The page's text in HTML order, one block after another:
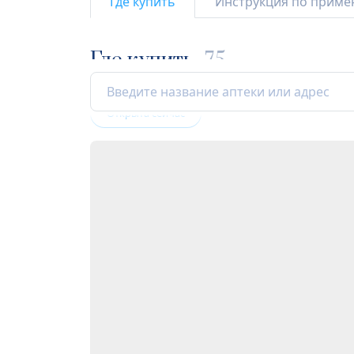
Где купить 75
Открыта сейчас